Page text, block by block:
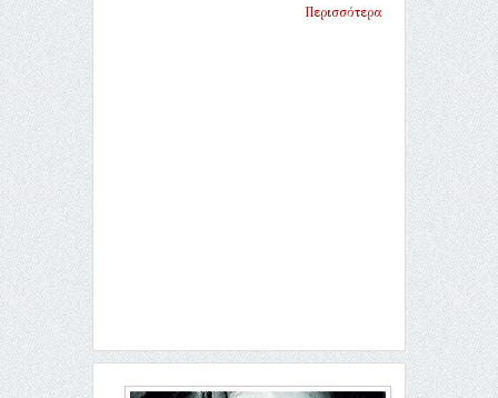
Περισσότερα